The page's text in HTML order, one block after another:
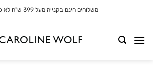
משלוחים חינם בקנייה מעל 399 ש"ח לא כולל ריהוט